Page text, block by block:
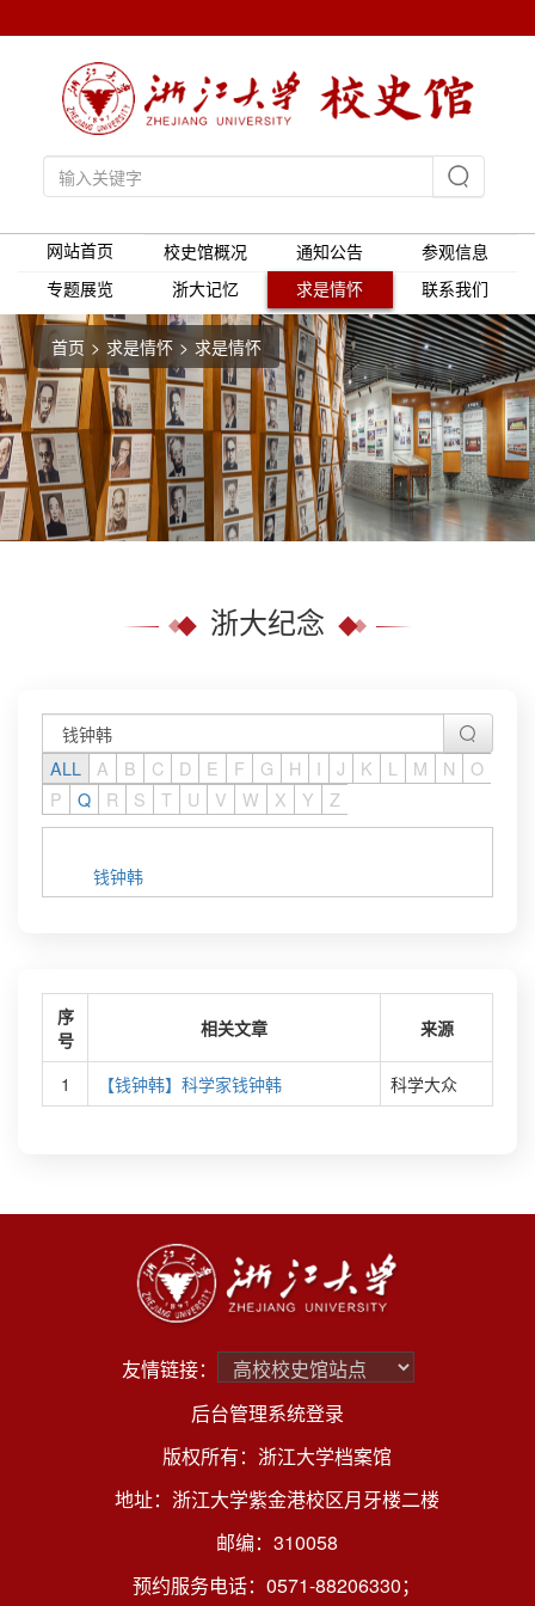
网站首页 校史馆概况 通知公告 参观信息
专题展览 浙大记忆 求是情怀 联系我们
首页 求是情怀 求是情怀
浙大纪念
ALL A B C D E F G H I J K L M N
O
P
Q R S T U V W X Y Z
钱钟韩
序
号
相关文章 来源
1 【钱钟韩】科学家钱钟韩 科学大众
友情链接：
后台管理系统登录
版权所有：浙江大学档案馆
地址：浙江大学紫金港校区月牙楼二楼
邮编：310058
预约服务电话：0571-88206330；